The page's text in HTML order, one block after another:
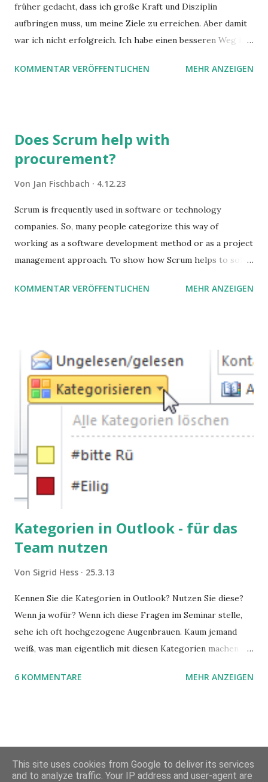
früher gedacht, dass ich große Kraft und Disziplin
aufbringen muss, um meine Ziele zu erreichen. Aber damit
war ich nicht erfolgreich. Ich habe einen besseren Weg in
möchte. Darin habe ich zwei gute Begründungen gefunden,
KOMMENTAR VERÖFFENTLICHEN MEHR ANZEIGEN
Does Scrum help with
procurement?
Von Jan Fischbach 4.12.23
Scrum is frequently used in software or technology
companies. So, many people categorize this way of
working as a software development method or as a project
management approach. To show how Scrum helps to solve
processes.
KOMMENTAR VERÖFFENTLICHEN MEHR ANZEIGEN
Kategorien in Outlook - für das
Team nutzen
Von Sigrid Hess 25.3.13
Kennen Sie die Kategorien in Outlook? Nutzen Sie diese?
Wenn ja wofür? Wenn ich diese Fragen im Seminar stelle,
sehe ich oft hochgezogene Augenbrauen. Kaum jemand
weiß, was man eigentlich mit diesen Kategorien machen
sie Ihnen vor.
6 KOMMENTARE MEHR ANZEIGEN
This site uses cookies from Google to deliver its services
and to analyze traffic. Your IP address and user-agent are